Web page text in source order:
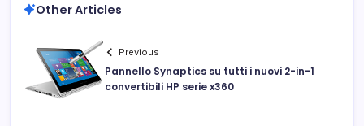
Other Articles
Previous
Pannello Synaptics su tutti i nuovi 2-in-1
convertibili HP serie x360